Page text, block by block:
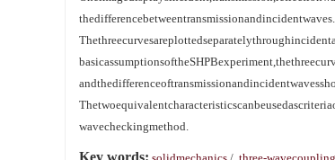
wavecheckingmethod.
Key words: